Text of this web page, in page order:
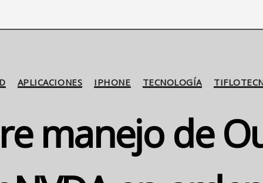
Categorías
APLICACIONES IPHONE TECNOLOGÍA
manejo de